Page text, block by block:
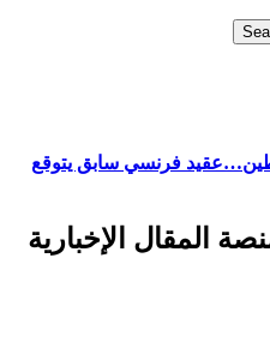
فرنسي سابق يتوقع
المقال الإخبارية